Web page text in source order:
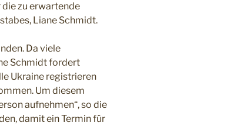
zu erwartende
Liane Schmidt.
Da viele
Schmidt fordert
Ukraine registrieren
Um diesem
aufnehmen“, so die
damit ein Termin für